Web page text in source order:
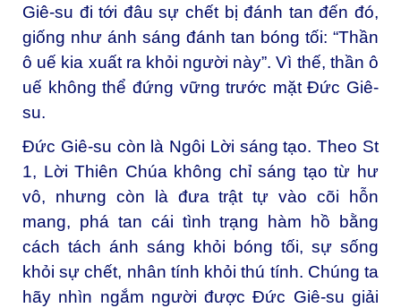
Giê-su đi tới đâu sự chết bị đánh tan đến đó,
giống như ánh sáng đánh tan bóng tối: “Thần
ô uế kia xuất ra khỏi người này”. Vì thế, thần ô
uế không thể đứng vững trước mặt Đức Giê-
su.
Đức Giê-su còn là Ngôi Lời sáng tạo. Theo St
1, Lời Thiên Chúa không chỉ sáng tạo từ hư
vô, nhưng còn là đưa trật tự vào cõi hỗn
mang, phá tan cái tình trạng hàm hồ bằng
cách tách ánh sáng khỏi bóng tối, sự sống
khỏi sự chết, nhân tính khỏi thú tính. Chúng ta
hãy nhìn ngắm người được Đức Giê-su giải